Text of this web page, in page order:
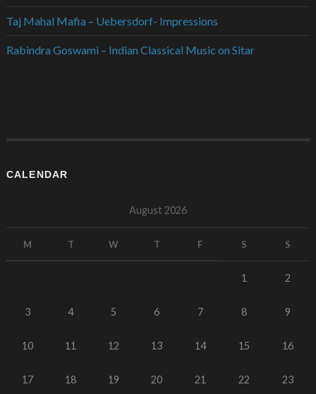
Taj Mahal Mafia – Uebersdorf- Impressions
Rabindra Goswami – Indian Classical Music on Sitar
CALENDAR
August 2026
M T W T F S S
1 2
3 4 5 6 7 8 9
10 11 12 13 14 15 16
17 18 19 20 21 22 23